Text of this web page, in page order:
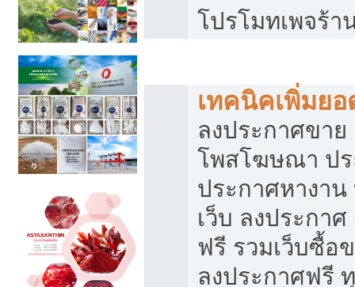
โปรโมทเพจร้า
เทคนิคเพิ่มย
ลงประกาศขา
โพสโฆษณา ป
ประกาศหางา
เว็บ ลงประกา
ฟรี รวมเว็บซื้อ
ลงประกาศฟรี